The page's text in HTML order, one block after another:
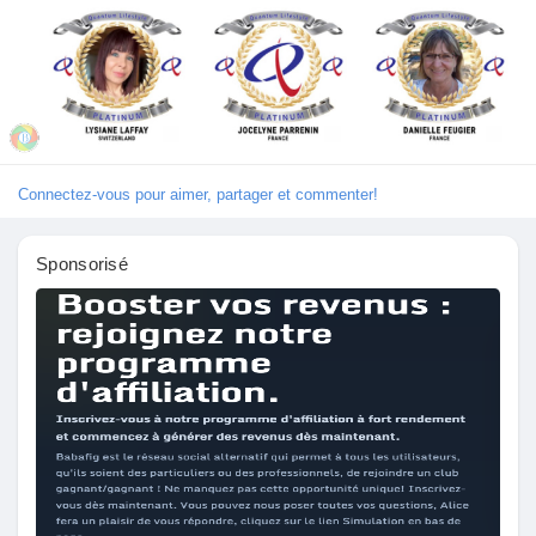
Découvrir Marketplace
Mes produits
Découvrir Groupes
Mes groupes
Découvrir Pages
Connectez-vous pour aimer, partager et commenter!
Sponsorisé